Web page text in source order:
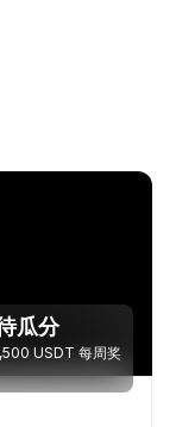
瓜分
USDT 每周奖